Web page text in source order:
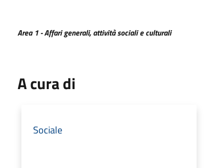
Area 1 - Affari generali, attività sociali e culturali
A cura di
Sociale